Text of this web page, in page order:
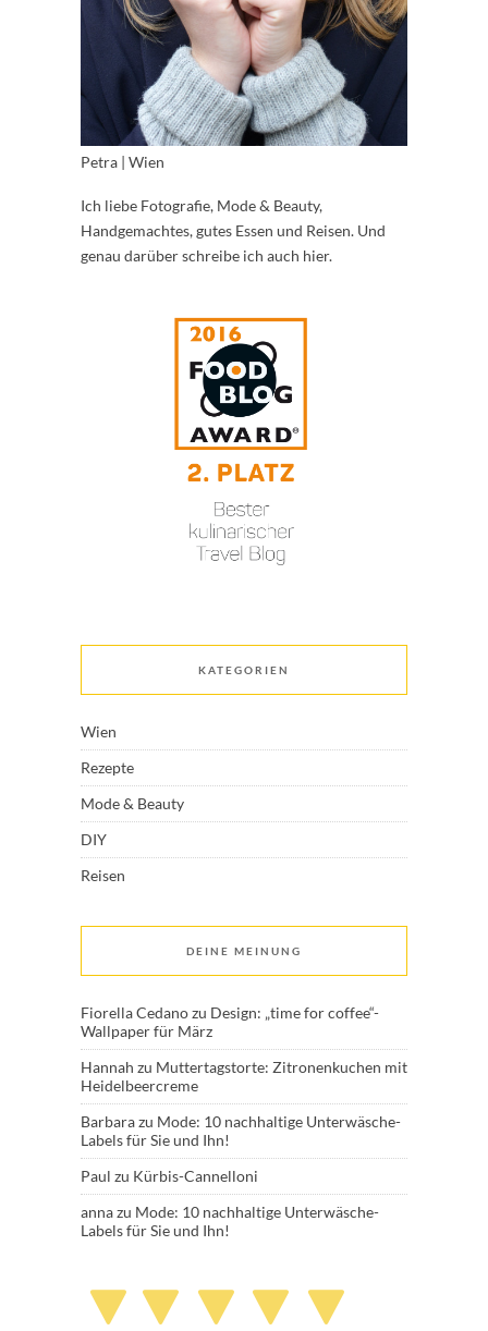
Petra | Wien
Ich liebe Fotografie, Mode & Beauty,
Handgemachtes, gutes Essen und Reisen. Und
genau darüber schreibe ich auch hier.
KATEGORIEN
Wien
Rezepte
Mode & Beauty
DIY
Reisen
DEINE MEINUNG
Fiorella Cedanozu Design: „time for coffee“-
Wallpaper für März
Hannah zu Muttertagstorte: Zitronenkuchen mit
Heidelbeercreme
Barbarazu Mode: 10 nachhaltige Unterwäsche-
Labels für Sie und Ihn!
Paul zu Kürbis-Cannelloni
annazu Mode: 10 nachhaltige Unterwäsche-
Labels für Sie und Ihn!